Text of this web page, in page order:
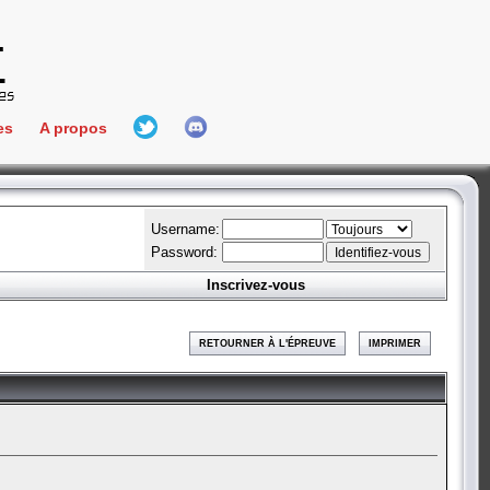
Connect
A propos
L'équipe
Hall Of Fame
Username:
Password:
Inscrivez-vous
RETOURNER À L'ÉPREUVE IMPRIMER